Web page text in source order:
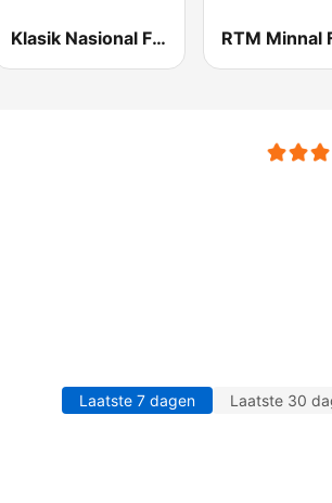
Klasik Nasional FM RTM Minnal
Laatste 7 dagen Laatste 30